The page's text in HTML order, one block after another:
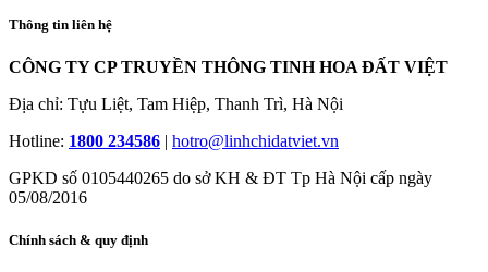
Thông tin liên hệ
CÔNG TY CP TRUYỀN THÔNG TINH HOA ĐẤT VIỆT
Địa chỉ: Tựu Liệt, Tam Hiệp, Thanh Trì, Hà Nội
Hotline: 1800 234586 | hotro@linhchidatviet.vn
GPKD số 0105440265 do sở KH & ĐT Tp Hà Nội cấp ngày
05/08/2016
Chính sách & quy định